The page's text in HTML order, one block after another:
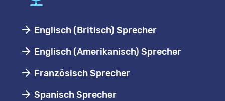
Englisch (Britisch) Sprecher
Englisch (Amerikanisch) Sprecher
Französisch Sprecher
Spanisch Sprecher